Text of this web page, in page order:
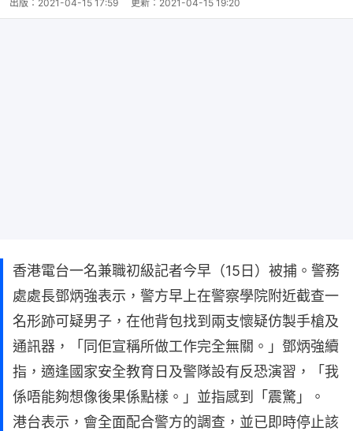
出版： 2021-04-15 17:59 更新： 2021-04-15 19:20
香港電台一名兼職初級記者今早（15日）被捕。警務
處處長鄧炳強表示，警方早上在警察學院附近截查一
名形跡可疑男子，在他背包找到兩支懷疑仿製手槍及
通訊器，「同佢宣稱所做工作完全無關。」鄧炳強續
指，適逢國家安全教育日及警隊設有反恐演習，「我
係唔能夠想像後果係點樣。」並指感到「震驚」。
港台表示，會全面配合警方的調查，並已即時停止該